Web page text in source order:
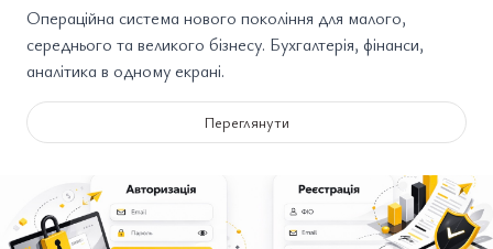
Операційна система нового покоління для малого,
середнього та великого бізнесу. Бухгалтерія, фінанси,
аналітика в одному екрані.
Переглянути